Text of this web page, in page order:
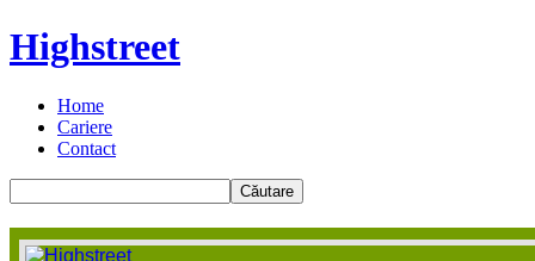
Highstreet
Home
Cariere
Contact